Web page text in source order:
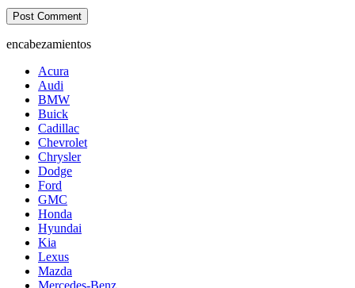
encabezamientos
Acura
Audi
BMW
Buick
Cadillac
Chevrolet
Chrysler
Dodge
Ford
GMC
Honda
Hyundai
Kia
Lexus
Mazda
Mercedes-Benz